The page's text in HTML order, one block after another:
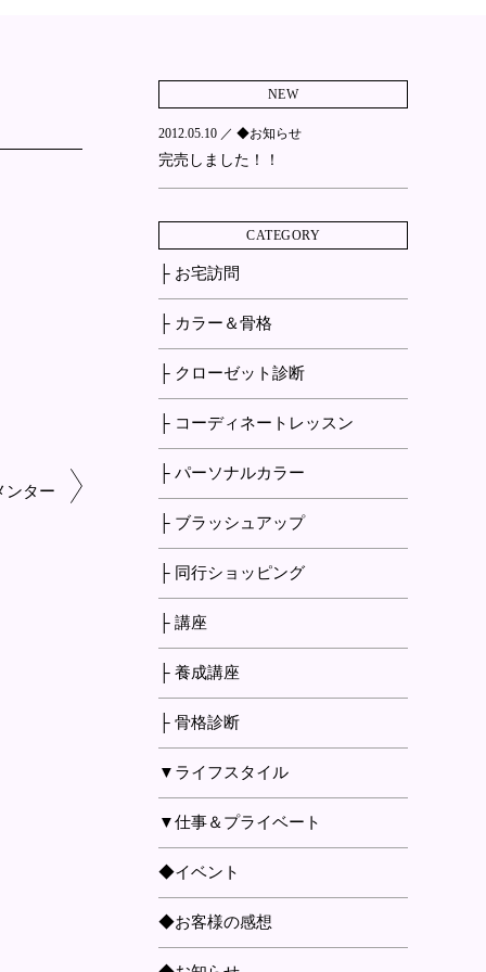
ンター
NEW
2012.05.10 ／ ◆お知らせ
完売しました！！
CATEGORY
├ お宅訪問
├ カラー＆骨格
├ クローゼット診断
├ コーディネートレッスン
├ パーソナルカラー
├ ブラッシュアップ
├ 同行ショッピング
├ 講座
├ 養成講座
├ 骨格診断
▼ライフスタイル
▼仕事＆プライベート
◆イベント
◆お客様の感想